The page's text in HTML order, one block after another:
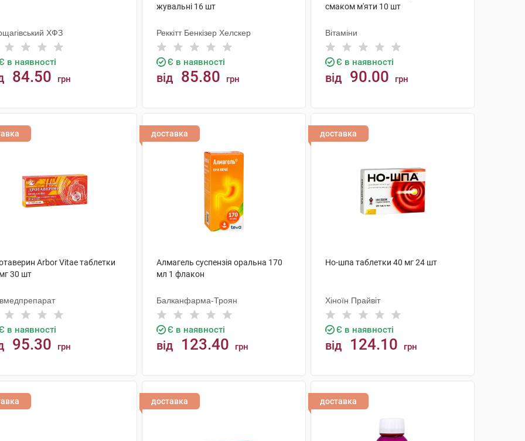
ХФЗ
в наявності
84.50 грн
жувальні 16 шт
Реккітт Бенкізер Хелскер
Є в наявності
від 85.80 грн
смаком м'яти 10 шт
Вітаміни
Є в наявності
від 90.00 грн
Arbor Vitae таблетки
30 шт
в наявності
95.30 грн
доставка
Алмагель суспензія оральна 170
мл 1 флакон
Балканфарма-Троян
Є в наявності
від 123.40 грн
доставка
Но-шпа таблетки 40 мг 24 шт
Хіноїн Прайвіт
Є в наявності
від 124.10 грн
доставка доставка